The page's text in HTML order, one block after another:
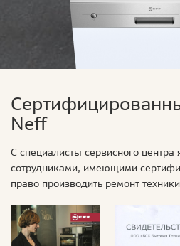
Neff
С специалисты сервисного
сотрудниками, имеющими
право производить ремонт